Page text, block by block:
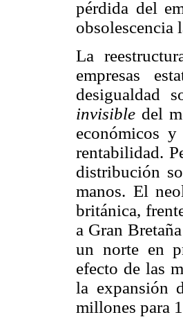
pérdida del
obsolescencia
La
empresas
desigualdad
invisible del
económicos
rentabilidad.
distribución
manos. El
británica,
a Gran
un norte en
efecto de las
la expansión
millones para